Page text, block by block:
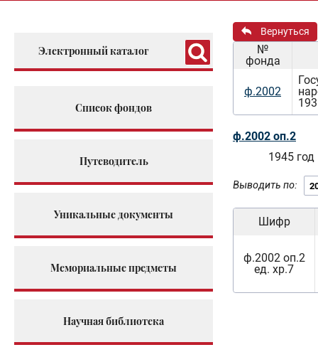
Электронный каталог
Список фондов
Путеводитель
Уникальные документы
Мемориальные предметы
Научная библиотека
Вернуться
№
фонда
ф.2002
ф.2002 оп.2
1945 год
Выводить по:
Шифр
ф.2002 оп.2
ед. хр.7